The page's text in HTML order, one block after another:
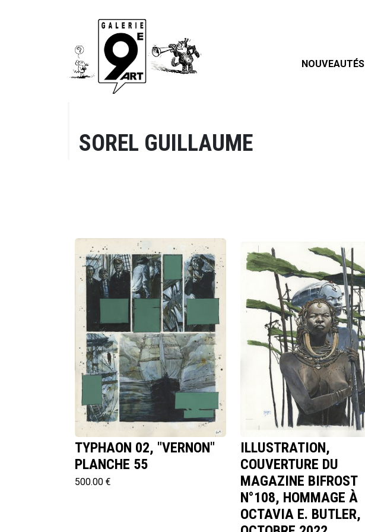
NOUVEAUTÉS
SOREL GUILLAUME
TYPHAON 02, "VERNON"
PLANCHE 55
500.00 €
ILLUSTRATION,
COUVERTURE DU
MAGAZINE BIFROST
N°108, HOMMAGE À
OCTAVIA E. BUTLER,